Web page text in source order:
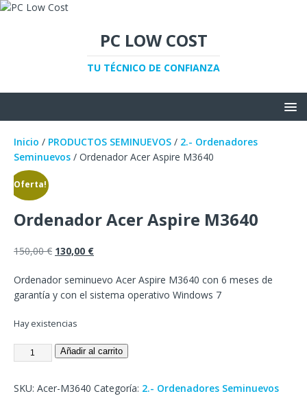
PC LOW COST
TU TÉCNICO DE CONFIANZA
Inicio / PRODUCTOS SEMINUEVOS / 2.- Ordenadores
Seminuevos / Ordenador Acer Aspire M3640
¡Oferta!
Ordenador Acer Aspire M3640
150,00€ 130,00 €
Ordenador seminuevo Acer Aspire M3640 con 6 meses de
garantía y con el sistema operativo Windows 7
Hay existencias
Añadir al carrito
SKU: Acer-M3640 Categoría: 2.- Ordenadores Seminuevos